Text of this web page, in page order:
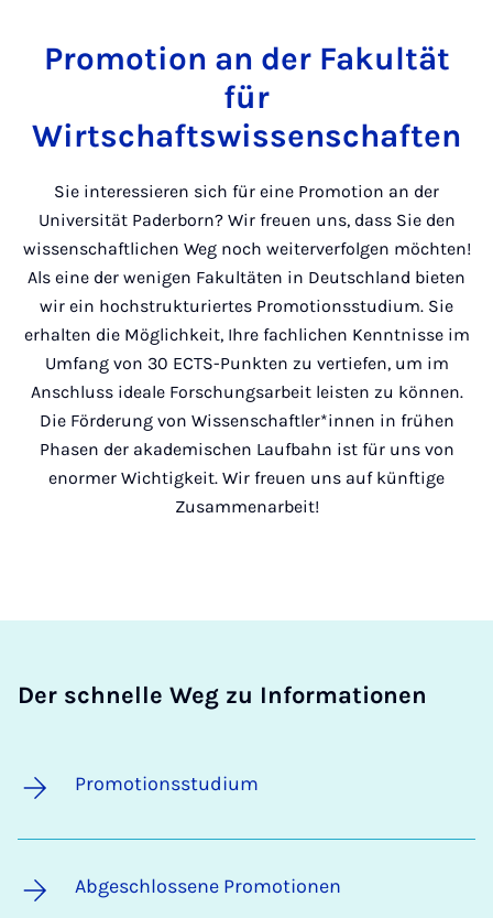
Promotion an der Fakultät
für
Wirtschaftswissenschaften
Sie interessieren sich für eine Promotion an der
Universität Paderborn? Wir freuen uns, dass Sie den
wissenschaftlichen Weg noch weiterverfolgen möchten!
Als eine der wenigen Fakultäten in Deutschland bieten
wir ein hochstrukturiertes Promotionsstudium. Sie
erhalten die Möglichkeit, Ihre fachlichen Kenntnisse im
Umfang von 30 ECTS-Punkten zu vertiefen, um im
Anschluss ideale Forschungsarbeit leisten zu können.
Die Förderung von Wissenschaftler*innen in frühen
Phasen der akademischen Laufbahn ist für uns von
enormer Wichtigkeit. Wir freuen uns auf künftige
Zusammenarbeit!
Der schnelle Weg zu Informationen
Promotionsstudium
Abgeschlossene Promotionen